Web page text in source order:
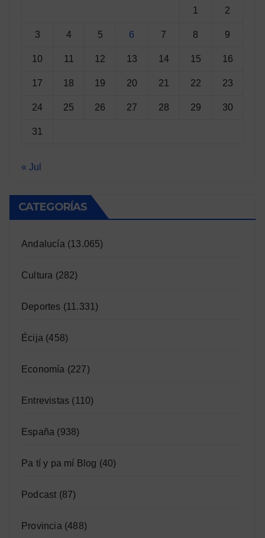
1 2
3 4 5 6 7 8 9
10 11 12 13 14 15 16
17 18 19 20 21 22 23
24 25 26 27 28 29 30
31
« Jul
CATEGORÍAS
Andalucía (13.065)
Cultura (282)
Deportes (11.331)
Écija (458)
Economía (227)
Entrevistas (110)
España (938)
Pa tí y pa mí Blog (40)
Podcast (87)
Provincia (488)